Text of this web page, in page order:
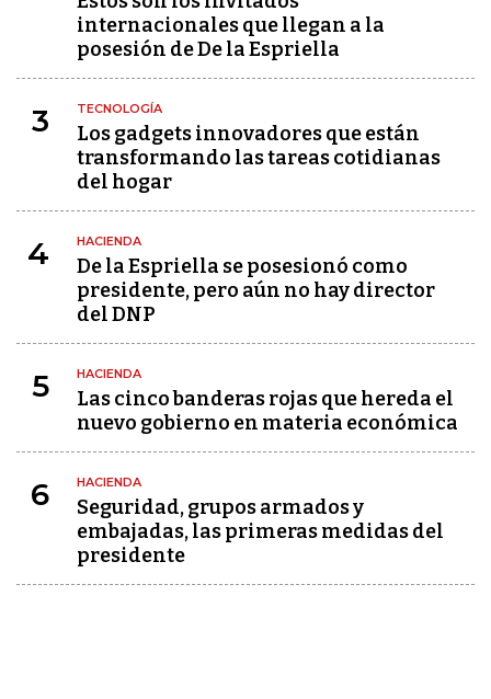
internacionales que llegan a la
posesión de De la Espriella
3 TECNOLOGÍA
Los gadgets innovadores que están
transformando las tareas cotidianas
del hogar
4 HACIENDA
De la Espriella se posesionó como
presidente, pero aún no hay director
del DNP
5 HACIENDA
Las cinco banderas rojas que hereda el
nuevo gobierno en materia económica
6 HACIENDA
Seguridad, grupos armados y
embajadas, las primeras medidas del
presidente